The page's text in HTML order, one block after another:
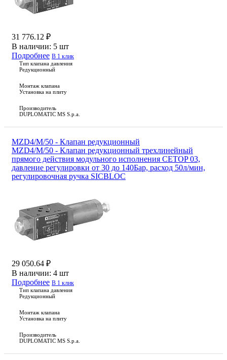
31 776.12 ₽
В наличии: 5 шт
Подробнее В 1 клик
Тип клапана давления
Редукционный
Монтаж клапана
Установка на плиту
Производитель
DUPLOMATIC MS S.p.a.
MZD4/M/50 - Клапан редукционный
MZD4/M/50 - Клапан редукционный трехлинейный
прямого действия модульного исполнения CETOP 03,
давление регулировки от 30 до 140Бар, расход 50л/мин,
регулировочная ручка SICBLOC
29 050.64 ₽
В наличии: 4 шт
Подробнее В 1 клик
Тип клапана давления
Редукционный
Монтаж клапана
Установка на плиту
Производитель
DUPLOMATIC MS S.p.a.